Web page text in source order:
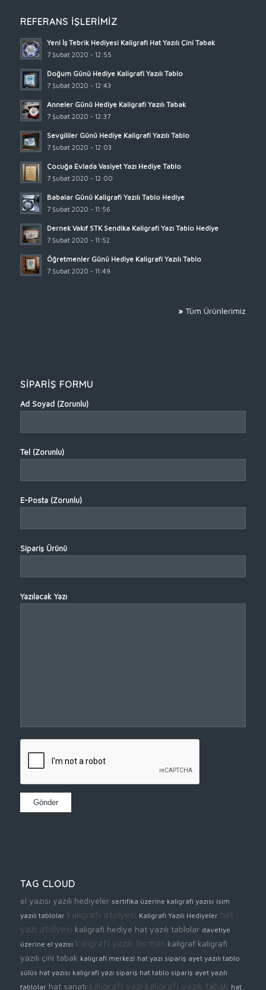
REFERANS İŞLERIMIZ
Yeni İş Tebrik Hediyesi Kaligrafi Hat Yazılı Çini Tabak
7 Şubat 2020 - 12:55
Doğum Günü Hediye Kaligrafi Yazılı Tablo
7 Şubat 2020 - 12:43
Anneler Günü Hediye Kaligrafi Yazılı Tabak
7 Şubat 2020 - 12:37
Sevgililer Günü Hediye Kaligrafi Yazılı Tablo
7 Şubat 2020 - 12:03
Çocuğa Evlada Vasiyet Yazı Hediye Tablo
7 Şubat 2020 - 12:00
Babalar Günü Kaligrafi Yazılı Tablo Hediye
7 Şubat 2020 - 11:56
Dernek Vakıf STK Sendika Kaligrafi Yazı Tablo Hediye
7 Şubat 2020 - 11:52
Öğretmenler Günü Hediye Kaligrafi Yazılı Tablo
7 Şubat 2020 - 11:49
» Tüm Ürünlerimiz
SİPARİŞ FORMU
Ad Soyad (Zorunlu)
Tel (Zorunlu)
E-Posta (Zorunlu)
Sipariş Ürünü
Yazılacak Yazı
TAG CLOUD
el yazısı yazılı hediyeler sertifika üzerine kaligrafi yazısı isim
yazılı tablolar kaligrafi atölyesi Kaligrafi Yazılı Hediyeler hat
yazı atölyesi kaligrafi hediye hat yazılı tablolar davetiye
üzerine el yazısı kaligrafi yazılı ferman kaligraf kaligrafi
yazılı çini tabak kaligrafi merkezi hat yazı sipariş ayet yazılı tablo
sülüs hat yazısı kaligrafi yazı sipariş hat tablo sipariş ayet yazılı
tablolar hat sanatı kaligrafi yazı kaligrafi yazılı tabak hat